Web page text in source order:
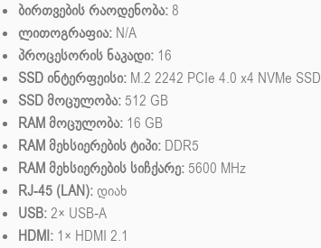
ბირთვების რაოდენობა:8
ლითოგრაფია: N/A
პროცესორის ნაკადი: 16
SSD ინტერფეისი: M.2 2242 PCIe 4.0 x4 NVMe SSD
SSD მოცულობა: 512 GB
RAM მოცულობა: 16 GB
RAM მეხსიერების ტიპი: DDR5
RAM მეხსიერების სიჩქარე: 5600 MHz
RJ-45 (LAN): დიახ
USB:2× USB‑A
HDMI: 1× HDMI 2.1